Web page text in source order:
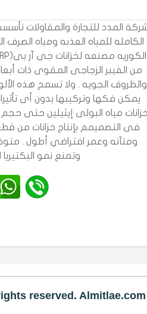
من الفيبر الزجاجى المقوى ذات
والظروف الجويه . ولا تسمح هذه
يمكن فكها وتركيبها بدون أى
فى التصميمم بإنتاج خزانات من
ومتآنه وعمر افتراضي أطول .
وتمنع نمو